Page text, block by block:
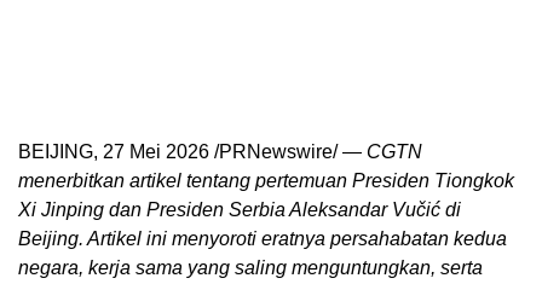
BEIJING, 27 Mei 2026 /PRNewswire/ — CGTN
menerbitkan artikel tentang pertemuan Presiden Tiongkok
Xi Jinping dan Presiden Serbia Aleksandar Vučić di
Beijing. Artikel ini menyoroti eratnya persahabatan kedua
negara, kerja sama yang saling menguntungkan, serta